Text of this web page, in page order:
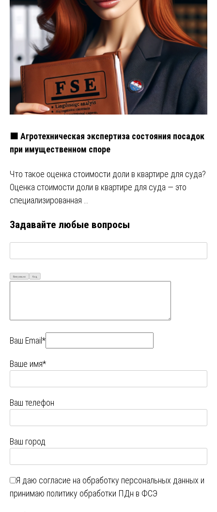
🟧 Агротехническая экспертиза состояния посадок
при имущественном споре
Что такое оценка стоимости доли в квартире для суда?
Оценка стоимости доли в квартире для суда — это
специализированная …
Задавайте любые вопросы
Визуально Код
Ваш Email*
Ваше имя*
Ваш телефон
Ваш город
Я даю согласие на обработку персональных данных и
принимаю политику обработки ПДн в ФСЭ